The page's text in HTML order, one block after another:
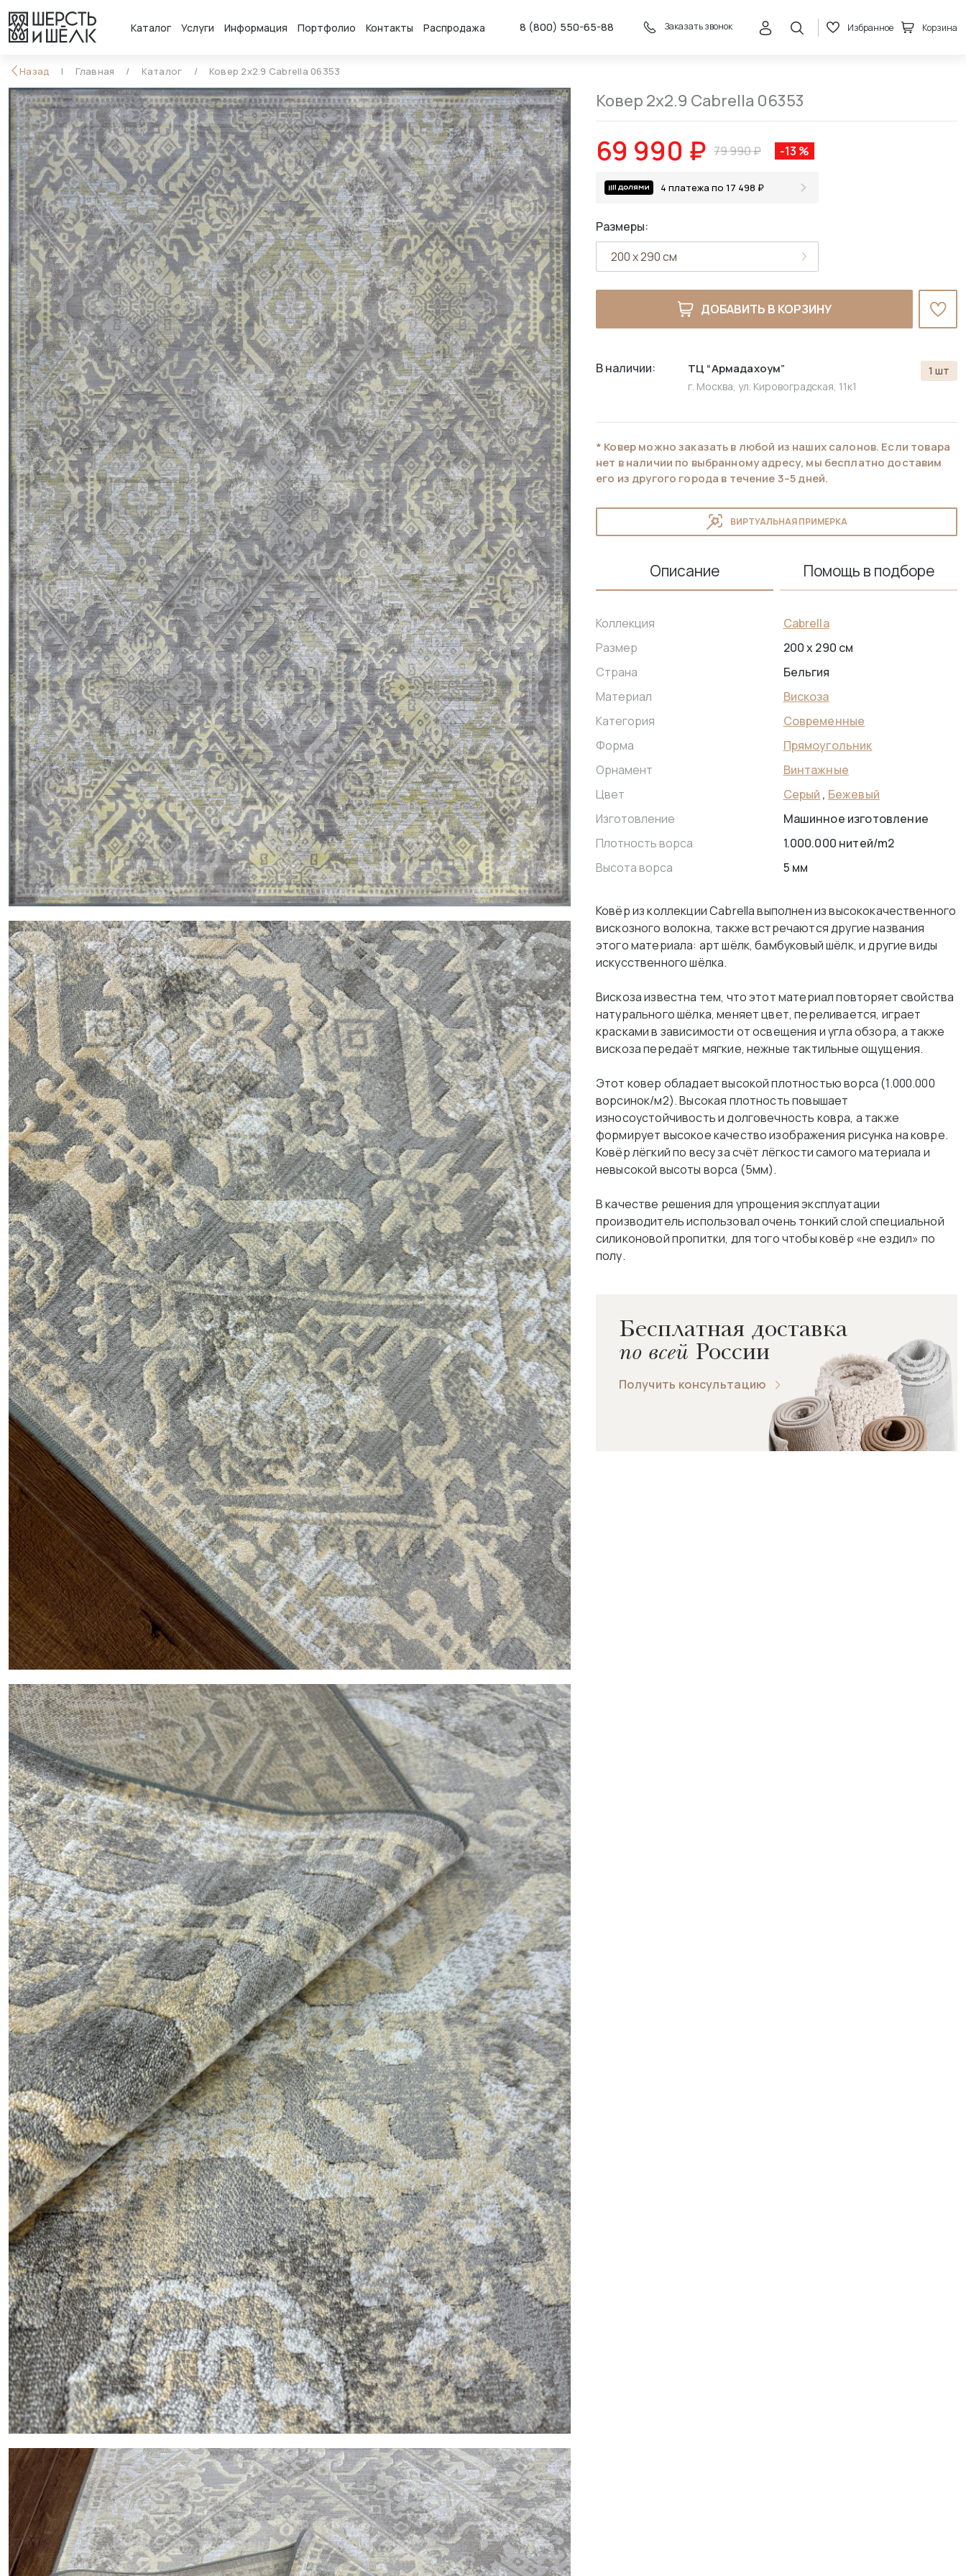
Каталог Услуги Информация Портфолио Контакты Распродажа 8 (800) 550-65-88 Заказать звонок Избранное Корзина
Назад Главная Каталог Ковер 2x2.9 Cabrella 06353
Ковер 2x2.9 Cabrella 06353
69 990 ₽ 79 990 ₽ -13 %
4 платежа по 17 498 ₽
Размеры:
ДОБАВИТЬ В КОРЗИНУ
В наличии: ТЦ “Армадахоум”
г. Москва, ул. Кировоградская, 11к1
1 шт
* Ковер можно заказать в любой из наших салонов. Если товара
нет в наличии по выбранному адресу, мы бесплатно доставим
его из другого города в течение 3–5 дней.
ВИРТУАЛЬНАЯ ПРИМЕРКА
Описание Помощь в подборе
Коллекция
Cabrella
Размер
200 x 290 см
Страна
Бельгия
Материал
Вискоза
Категория
Современные
Форма
Прямоугольник
Орнамент
Винтажные
Цвет
Серый , Бежевый
Изготовление
Машинное изготовление
Плотность ворса
1.000.000 нитей/m2
Высота ворса
5 мм
Ковёр из коллекции Cabrella выполнен из высококачественного
вискозного волокна, также встречаются другие названия
этого материала: арт шёлк, бамбуковый шёлк, и другие виды
искусственного шёлка.
Вискоза известна тем, что этот материал повторяет свойства
натурального шёлка, меняет цвет, переливается, играет
красками в зависимости от освещения и угла обзора, а также
вискоза передаёт мягкие, нежные тактильные ощущения.
Этот ковер обладает высокой плотностью ворса (1.000.000
ворсинок/м2). Высокая плотность повышает
износоустойчивость и долговечность ковра, а также
формирует высокое качество изображения рисунка на ковре.
Ковёр лёгкий по весу за счёт лёгкости самого материала и
невысокой высоты ворса (5мм).
В качестве решения для упрощения эксплуатации
производитель использовал очень тонкий слой специальной
силиконовой пропитки, для того чтобы ковёр «не ездил» по
полу.
Бесплатная доставка
по всей России
Получить консультацию